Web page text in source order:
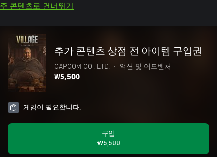
주 콘텐츠로 건너뛰기
추가 콘텐츠 상점 전 아이템 구입권
CAPCOM CO., LTD. • 액션 및 어드벤처
₩5,500
게임이 필요합니다.
구입
₩5,500